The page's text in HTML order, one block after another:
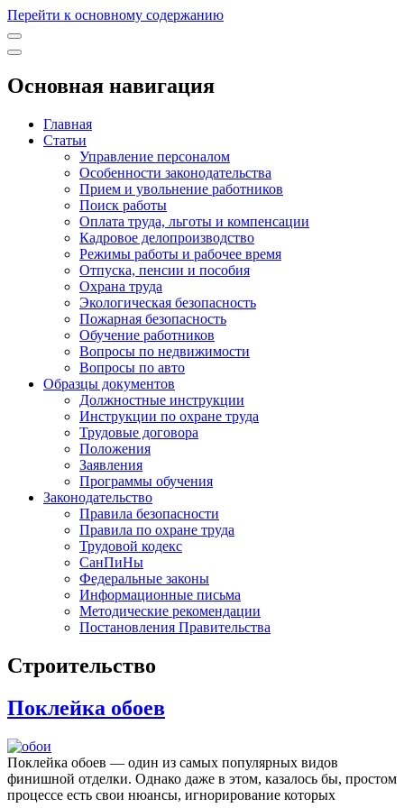
Перейти к основному содержанию
Основная навигация
Главная
Статьи
Управление персоналом
Особенности законодательства
Прием и увольнение работников
Поиск работы
Оплата труда, льготы и компенсации
Кадровое делопроизводство
Режимы работы и рабочее время
Отпуска, пенсии и пособия
Охрана труда
Экологическая безопасность
Пожарная безопасность
Обучение работников
Вопросы по недвижимости
Вопросы по авто
Образцы документов
Должностные инструкции
Инструкции по охране труда
Трудовые договора
Положения
Заявления
Программы обучения
Законодательство
Правила безопасности
Правила по охране труда
Трудовой кодекс
СанПиНы
Федеральные законы
Информационные письма
Методические рекомендации
Постановления Правительства
Строительство
Поклейка обоев
Поклейка обоев — один из самых популярных видов
финишной отделки. Однако даже в этом, казалось бы, простом
процессе есть свои нюансы, игнорирование которых